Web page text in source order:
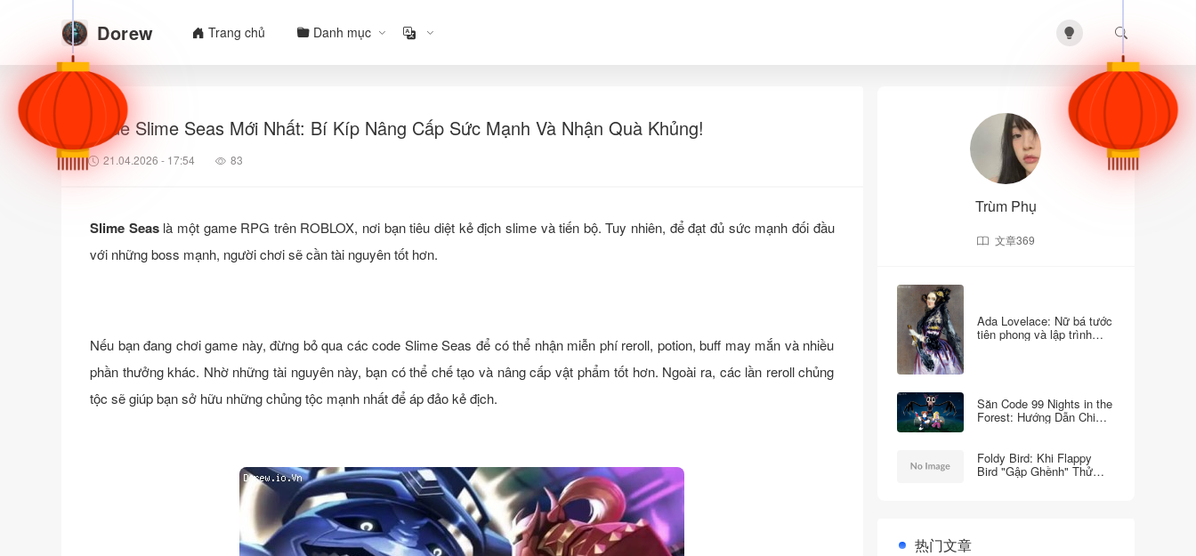
Dorew Trang chủ Danh mục
Code Slime Seas Mới Nhất: Bí Kíp Nâng Cấp Sức Mạnh Và Nhận Quà Khủng!
21.04.2026 - 17:54 83
Slime Seaslà một game RPG trên ROBLOX, nơi bạn tiêu diệt kẻ địch slime và tiến bộ. Tuy nhiên, để đạt đủ sức mạnh đối đầu
với những boss mạnh, người chơi sẽ cần tài nguyên tốt hơn.
Nếu bạn đang chơi game này, đừng bỏ qua các code Slime Seas để có thể nhận miễn phí reroll, potion, buff may mắn và nhiều
phần thưởng khác. Nhờ những tài nguyên này, bạn có thể chế tạo và nâng cấp vật phẩm tốt hơn. Ngoài ra, các lần reroll chủng
tộc sẽ giúp bạn sở hữu những chủng tộc mạnh nhất để áp đảo kẻ địch.
Trùm Phụ
文章369
Ada Lovelace: Nữ bá tước
tiên phong và lập trình
Săn Code 99 Nights in the
Forest: Hướng Dẫn Chi
Foldy Bird: Khi Flappy
Bird "Gập Ghềnh" Thử
热门文章